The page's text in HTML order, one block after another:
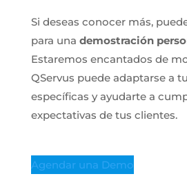
Si deseas conocer más,
para una demostración
Estaremos encantados de
QServus puede adaptarse a
específicas y ayudarte a
expectativas de tus clientes.
Agendar una Demo